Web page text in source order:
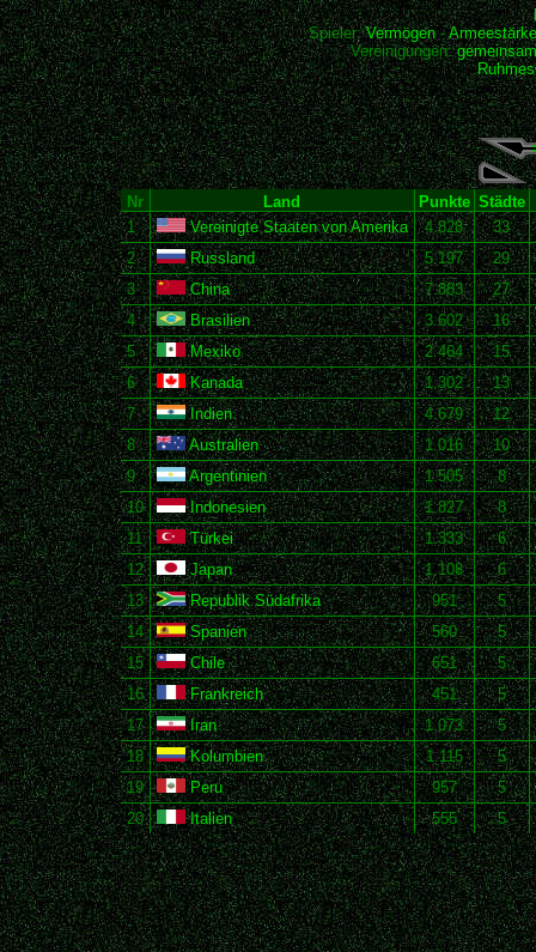
Spieler:Vermögen-Armeestärke
Vereinigungen:
Nr Land Punkte Städte
1
Vereinigte Staaten von Amerika 4.828
33
2
Russland 5.197
29
3
China 7.883 27
4
Brasilien 3.602
16
5
Mexiko 2.464
15
6
Kanada 1.302
13
7
Indien 4.679 12
8
Australien 1.016
10
9
Argentinien 1.505
8
10
Indonesien 1.827
8
11
Türkei 1.333
6
12
Japan 1.108
6
13
Republik Südafrika 951
5
14
Spanien 560
5
15
Chile 651
5
16
Frankreich 451
5
17
Iran 1.073
5
18
Kolumbien 1.115
5
19
Peru 957
5
20
Italien 555 5